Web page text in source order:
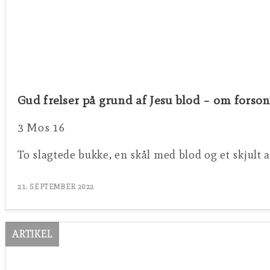
Gud frelser på grund af Jesu blod – om
3 Mos 16
To slagtede bukke, en skål med blod og et skjult
21. SEPTEMBER 2022
ARTIKEL